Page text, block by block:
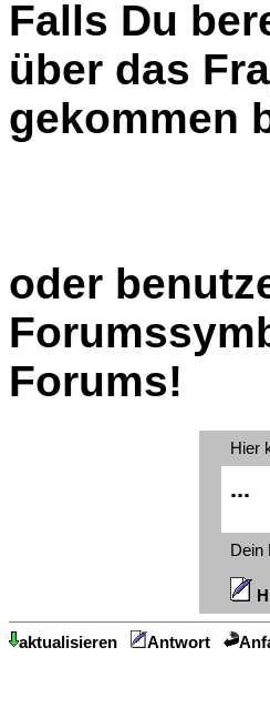
Falls Du
über das
gekommen
oder
Forums!
Hier
...
Dein
aktualisieren Antwort